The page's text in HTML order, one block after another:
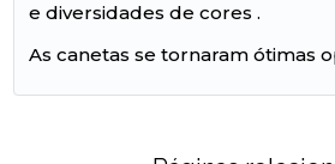
e diversidades de cores .
As canetas se tornaram ótimas